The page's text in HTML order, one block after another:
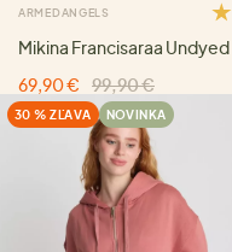
ARMEDANGELS
Mikina Francisaraa Undyed
69,90 €
99,90 €
30 % ZĽAVA NOVINKA